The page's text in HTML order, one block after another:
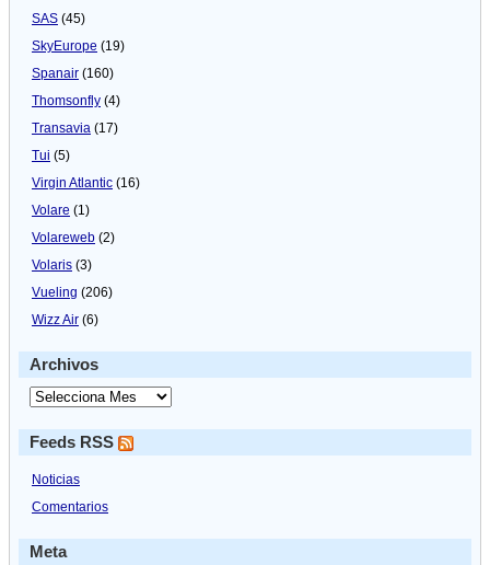
SAS (45)
SkyEurope (19)
Spanair (160)
Thomsonfly (4)
Transavia (17)
Tui (5)
Virgin Atlantic (16)
Volare (1)
Volareweb (2)
Volaris (3)
Vueling (206)
Wizz Air (6)
Archivos
Feeds RSS
Noticias
Comentarios
Meta